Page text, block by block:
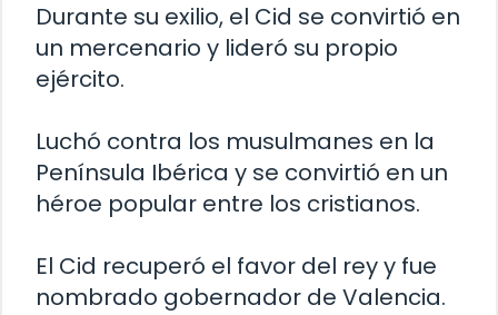
Durante su exilio, el Cid se convirtió en
un mercenario y lideró su propio
ejército.
Luchó contra los musulmanes en la
Península Ibérica y se convirtió en un
héroe popular entre los cristianos.
El Cid recuperó el favor del rey y fue
nombrado gobernador de Valencia.